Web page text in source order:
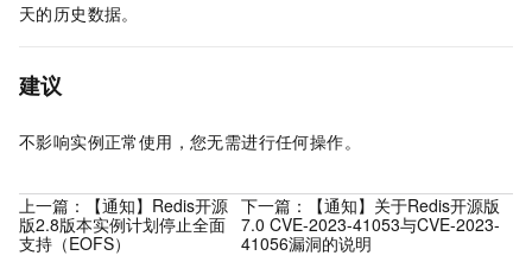
天的历史数据。
建议
不影响实例正常使用，您无需进行任何操作。
上一篇：
【通知】Redis开源
版2.8版本实例计划停止全面
支持（EOFS）
下一篇：
【通知】关于Redis开源版
7.0 CVE-2023-41053与CVE-2023-
41056漏洞的说明